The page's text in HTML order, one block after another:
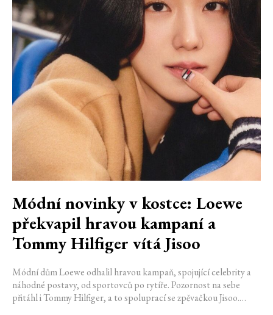
Módní novinky v kostce: Loewe
překvapil hravou kampaní a
Tommy Hilfiger vítá Jisoo
Módní dům Loewe odhalil hravou kampaň, spojující celebrity a
náhodné postavy, od sportovců po rytíře. Pozornost na sebe
přitáhl i Tommy Hilfiger, a to spoluprací se zpěvačkou Jisoo.